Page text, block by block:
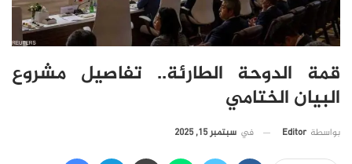
قمة الدوحة الطارئة.. تفاصيل مشروع
البيان الختامي
بواسطة Editor في سبتمبر 15, 2025